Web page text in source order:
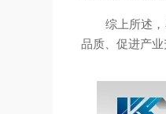
综上所述，石
品质、促进产